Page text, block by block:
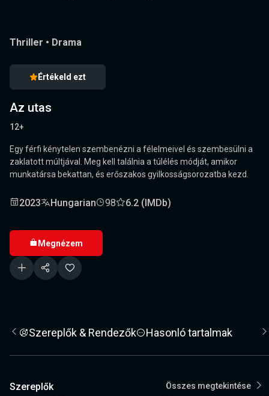
Thriller • Drama
Értékeld ezt
Az utas
12+
Egy férfi kénytelen szembenézni a félelmeivel és szembesülni a
zaklatott múltjával. Meg kell találnia a túlélés módját, amikor
munkatársa bekattan, és erőszakos gyilkosságsorozatba kezd.
2023 Hungarian 98 6.2 (IMDb)
Megnézem
Szereplők & Rendezők Hasonló tartalmak
Szereplők Összes megtekintése